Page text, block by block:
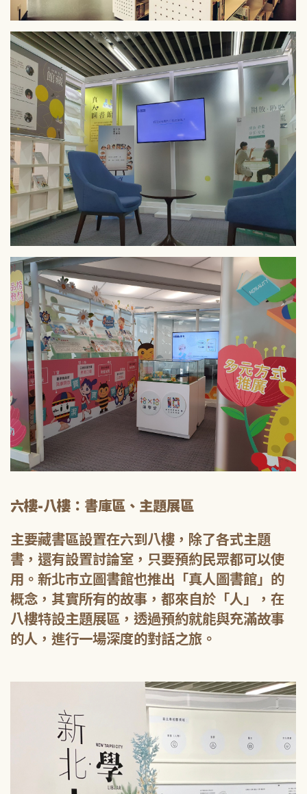
六樓-八樓：書庫區、主題展區
主要藏書區設置在六到八樓，除了各式主題
書，還有設置討論室，只要預約民眾都可以使
用。新北市立圖書館也推出「真人圖書館」的
概念，其實所有的故事，都來自於「人」，在
八樓特設主題展區，透過預約就能與充滿故事
的人，進行一場深度的對話之旅。